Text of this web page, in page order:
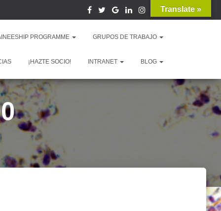
PROGRAMME GRUPOS DE TRABAJO
¡HAZTE SOCIO! INTRANET BLOG
Translate »